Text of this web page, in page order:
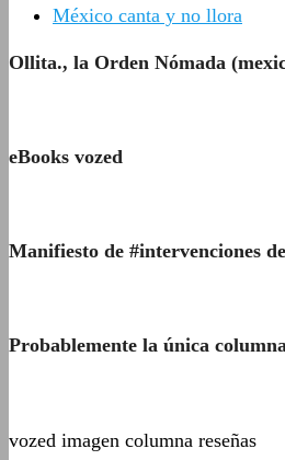
México canta y no llora
Ollita., la Orden Nómada
eBooks vozed
Manifiesto de #intervenciones
Probablemente la única
vozed imagen columna reseñas